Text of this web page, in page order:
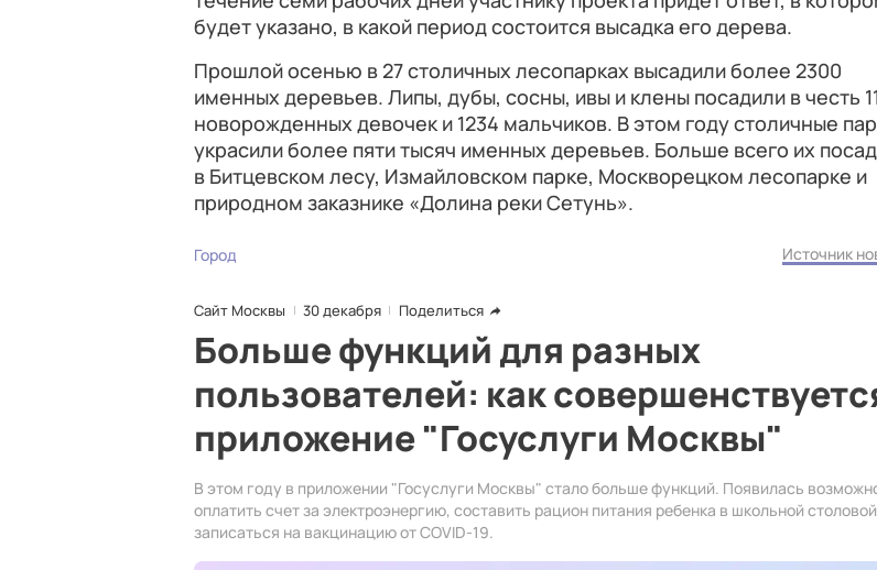
будет указано, в какой период состоится высадка его дерева.
Прошлой осенью в 27 столичных лесопарках высадили более 2300
именных деревьев. Липы, дубы, сосны, ивы и клены посадили в честь
новорожденных девочек и 1234 мальчиков. В этом году столичные
украсили более пяти тысяч именных деревьев. Больше всего их
в Битцевском лесу, Измайловском парке, Москворецком лесопарке и
природном заказнике «Долина реки Сетунь».
Город Источник
Сайт Москвы 30 декабря Поделиться
Больше функций для разных
пользователей: как
приложение "Госуслуги Москвы"
В этом году в приложении "Госуслуги Москвы" стало больше функций. Появилась
оплатить счет за электроэнергию, составить рацион питания ребенка в школьной
записаться на вакцинацию от COVID-19.